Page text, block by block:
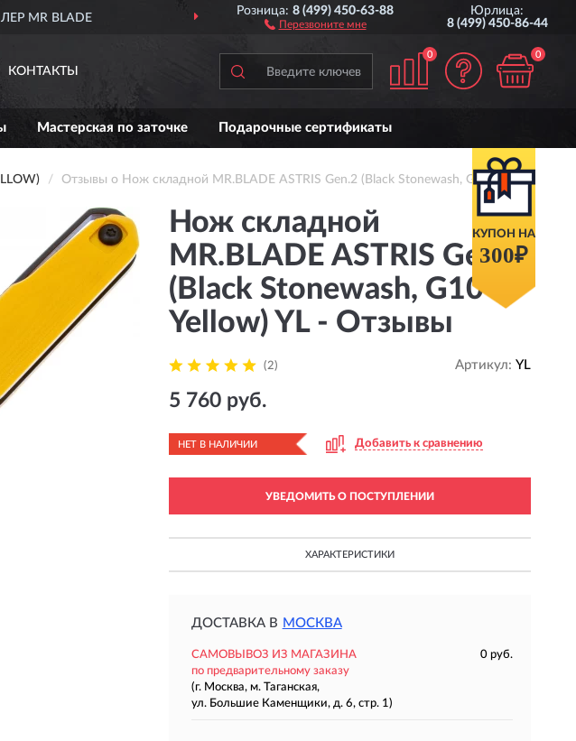
MR BLADE ДОСТАВИМ ПО ВСЕЙ РОССИИ
Розница:8 (499) 450-63-88
Перезвоните мне
Юрлица:
8 (499) 450-86-44
КОНТАКТЫ
0 0
Мастерская по заточке Подарочные сертификаты
КУПОН НА
300₽
Отзывы о Нож складной MR.BLADE ASTRIS Gen.2 (Black Stonewash, G10 Yellow)
Нож складной
MR.BLADE ASTRIS Gen.2
(Black Stonewash, G10
Yellow) YL - Отзывы
(2) Артикул: YL
5 760 руб.
НЕТ В НАЛИЧИИ Добавить к сравнению
УВЕДОМИТЬ О ПОСТУПЛЕНИИ
ХАРАКТЕРИСТИКИ
ДОСТАВКА В МОСКВА
САМОВЫВОЗ ИЗ МАГАЗИНА
0 руб.
по предварительному заказу
(г. Москва, м. Таганская,
ул. Большие Каменщики, д. 6, стр. 1)